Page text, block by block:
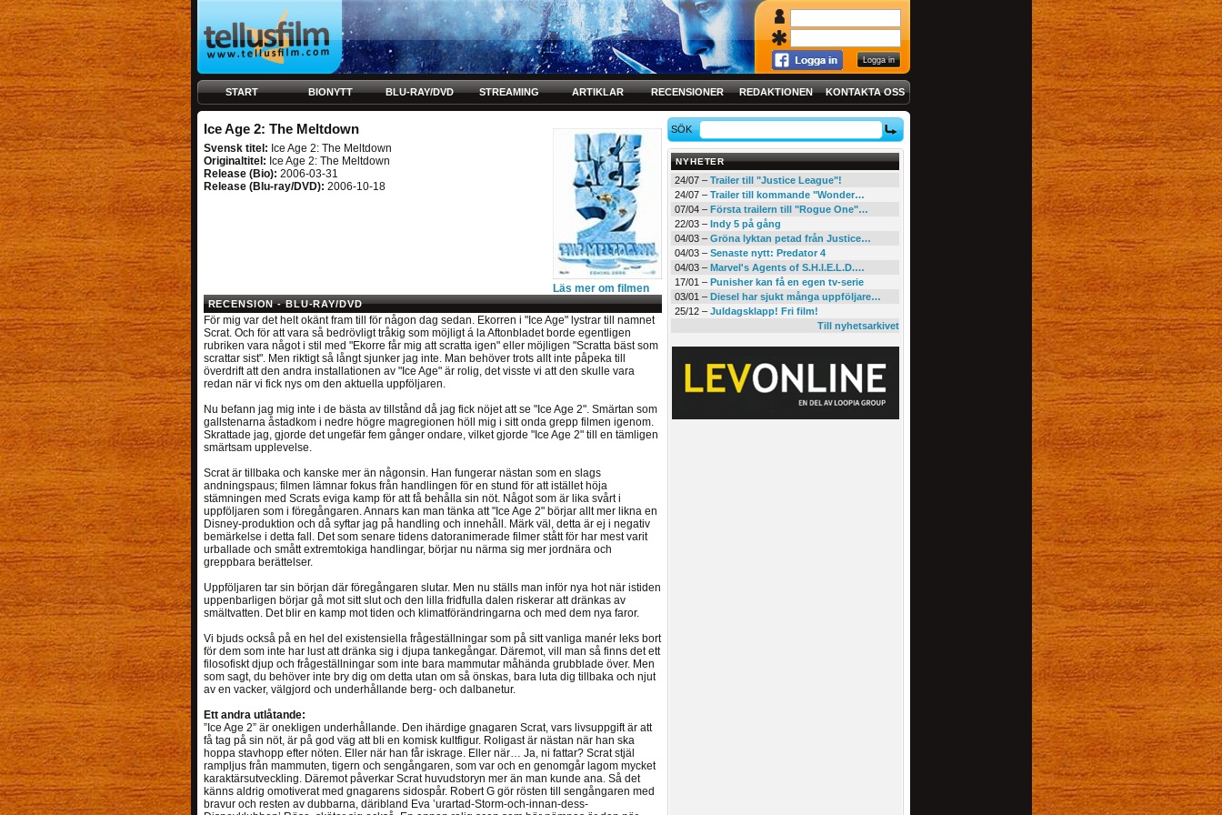
START BIONYTT BLU-RAY/DVD STREAMING ARTIKLAR RECENSIONER REDAKTIONEN KONTAKTA OSS
Ice Age 2: The Meltdown
Läs mer om filmen
Svensk titel: Ice Age 2: The Meltdown
Originaltitel: Ice Age 2: The Meltdown
Release (Bio): 2006-03-31
Release (Blu-ray/DVD): 2006-10-18
RECENSION - BLU-RAY/DVD
För mig var det helt okänt fram till för någon dag sedan. Ekorren i "Ice Age" lystrar till namnet
Scrat. Och för att vara så bedrövligt tråkig som möjligt á la Aftonbladet borde egentligen
rubriken vara något i stil med "Ekorre får mig att scratta igen" eller möjligen "Scratta bäst som
scrattar sist". Men riktigt så långt sjunker jag inte. Man behöver trots allt inte påpeka till
överdrift att den andra installationen av "Ice Age" är rolig, det visste vi att den skulle vara
redan när vi fick nys om den aktuella uppföljaren.
Nu befann jag mig inte i de bästa av tillstånd då jag fick nöjet att se "Ice Age 2". Smärtan som
gallstenarna åstadkom i nedre högre magregionen höll mig i sitt onda grepp filmen igenom.
Skrattade jag, gjorde det ungefär fem gånger ondare, vilket gjorde "Ice Age 2" till en tämligen
smärtsam upplevelse.
Scrat är tillbaka och kanske mer än någonsin. Han fungerar nästan som en slags
andningspaus; filmen lämnar fokus från handlingen för en stund för att istället höja
stämningen med Scrats eviga kamp för att få behålla sin nöt. Något som är lika svårt i
uppföljaren som i föregångaren. Annars kan man tänka att "Ice Age 2" börjar allt mer likna en
Disney-produktion och då syftar jag på handling och innehåll. Märk väl, detta är ej i negativ
bemärkelse i detta fall. Det som senare tidens datoranimerade filmer stått för har mest varit
urballade och smått extremtokiga handlingar, börjar nu närma sig mer jordnära och
greppbara berättelser.
Uppföljaren tar sin början där föregångaren slutar. Men nu ställs man inför nya hot när istiden
uppenbarligen börjar gå mot sitt slut och den lilla fridfulla dalen riskerar att dränkas av
smältvatten. Det blir en kamp mot tiden och klimatförändringarna och med dem nya faror.
Vi bjuds också på en hel del existensiella frågeställningar som på sitt vanliga manér leks bort
för dem som inte har lust att dränka sig i djupa tankegångar. Däremot, vill man så finns det ett
filosofiskt djup och frågeställningar som inte bara mammutar måhända grubblade över. Men
som sagt, du behöver inte bry dig om detta utan om så önskas, bara luta dig tillbaka och njut
av en vacker, välgjord och underhållande berg- och dalbanetur.
Ett andra utlåtande:
”Ice Age 2” är onekligen underhållande. Den ihärdige gnagaren Scrat, vars livsuppgift är att
få tag på sin nöt, är på god väg att bli en komisk kultfigur. Roligast är nästan när han ska
hoppa stavhopp efter nöten. Eller när han får iskrage. Eller när… Ja, ni fattar? Scrat stjäl
rampljus från mammuten, tigern och sengångaren, som var och en genomgår lagom mycket
karaktärsutveckling. Däremot påverkar Scrat huvudstoryn mer än man kunde ana. Så det
känns aldrig omotiverat med gnagarens sidospår. Robert G gör rösten till sengångaren med
bravur och resten av dubbarna, däribland Eva ’urartad-Storm-och-innan-dess-
SÖK
NYHETER
24/07 –Trailer till "Justice League"!
24/07 –Trailer till kommande "Wonder…
07/04 –Första trailern till "Rogue One"…
22/03 –Indy 5 på gång
04/03 –Gröna lyktan petad från Justice…
04/03 –Senaste nytt: Predator 4
04/03 –Marvel's Agents of S.H.I.E.L.D.…
17/01 –Punisher kan få en egen tv-serie
03/01 –Diesel har sjukt många uppföljare…
25/12 –Juldagsklapp! Fri film!
Till nyhetsarkivet